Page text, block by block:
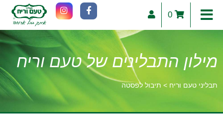
0
מילון התבלינים של טעם וריח
תבליני טעם וריח > תיבול לפסטה